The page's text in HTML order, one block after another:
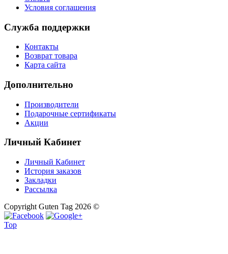
Условия соглашения
Служба поддержки
Контакты
Возврат товара
Карта сайта
Дополнительно
Производители
Подарочные сертификаты
Акции
Личный Кабинет
Личный Кабинет
История заказов
Закладки
Рассылка
Copyright Guten Tag 2026 ©
Top